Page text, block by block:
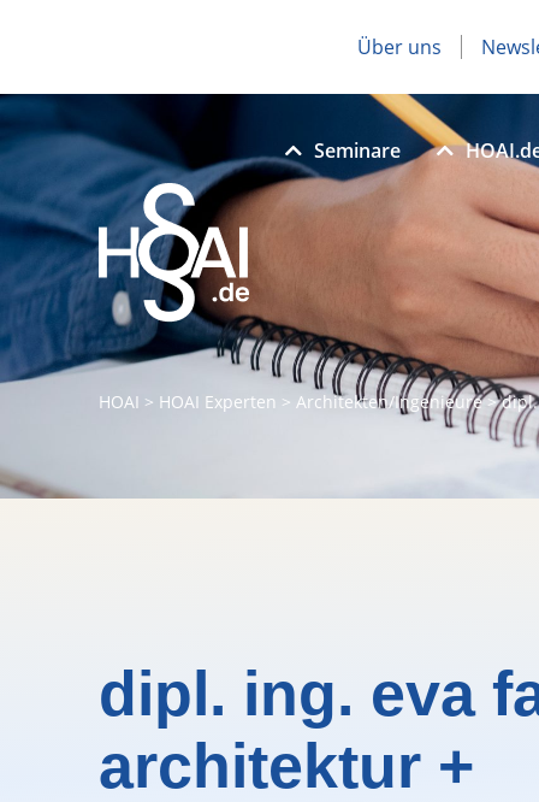
Über uns
Seminare
HOAI > HOAI Experten > Architekten/Ingenieure>
dipl. ing. eva
architektur +